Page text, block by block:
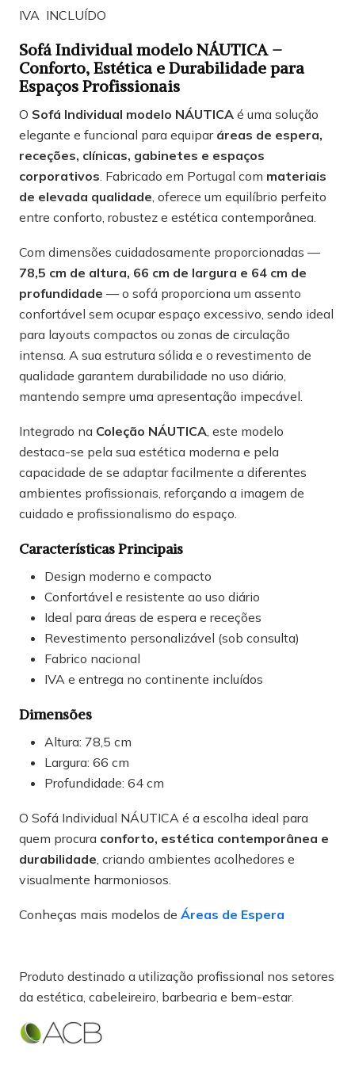
IVA INCLUÍDO
Sofá Individual modelo NÁUTICA –
Conforto, Estética e Durabilidade para
Espaços Profissionais
O Sofá Individual modelo NÁUTICA é uma solução
elegante e funcional para equipar áreas de espera,
receções, clínicas, gabinetes e espaços
corporativos. Fabricado em Portugal com materiais
de elevada qualidade, oferece um equilíbrio perfeito
entre conforto, robustez e estética contemporânea.
Com dimensões cuidadosamente proporcionadas —
78,5 cm de altura, 66 cm de largura e 64 cm de
profundidade — o sofá proporciona um assento
confortável sem ocupar espaço excessivo, sendo ideal
para layouts compactos ou zonas de circulação
intensa. A sua estrutura sólida e o revestimento de
qualidade garantem durabilidade no uso diário,
mantendo sempre uma apresentação impecável.
Integrado na Coleção NÁUTICA, este modelo
destaca-se pela sua estética moderna e pela
capacidade de se adaptar facilmente a diferentes
ambientes profissionais, reforçando a imagem de
cuidado e profissionalismo do espaço.
Características Principais
Design moderno e compacto
Confortável e resistente ao uso diário
Ideal para áreas de espera e receções
Revestimento personalizável (sob consulta)
Fabrico nacional
IVA e entrega no continente incluídos
Dimensões
Altura: 78,5 cm
Largura: 66 cm
Profundidade: 64 cm
O Sofá Individual NÁUTICA é a escolha ideal para
quem procura conforto, estética contemporânea e
durabilidade, criando ambientes acolhedores e
visualmente harmoniosos.
Conheças mais modelos de Áreas de Espera
Produto destinado a utilização profissional nos setores
da estética, cabeleireiro, barbearia e bem-estar.